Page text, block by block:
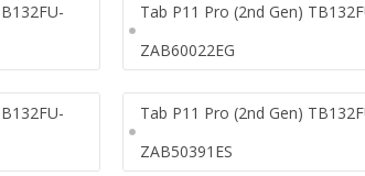
Tab P11 Pro (2nd Gen)
ZAB60022EG
Tab P11 Pro (2nd Gen)
ZAB50391ES